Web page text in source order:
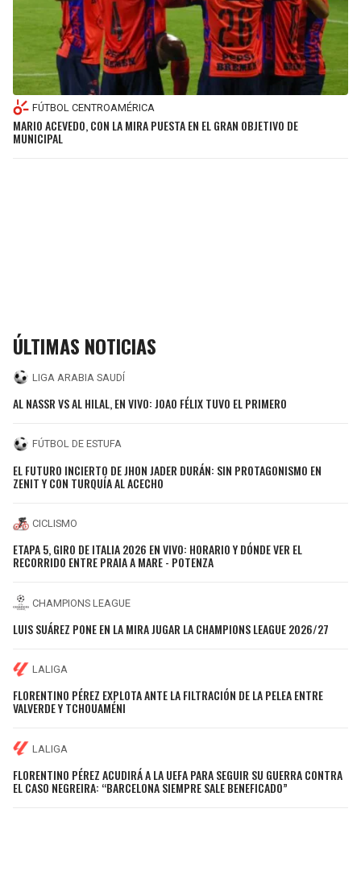
FÚTBOL CENTROAMÉRICA
MARIO ACEVEDO, CON LA MIRA PUESTA EN EL GRAN OBJETIVO DE
MUNICIPAL
ÚLTIMAS NOTICIAS
LIGA ARABIA SAUDÍ
AL NASSR VS AL HILAL, EN VIVO: JOAO FÉLIX TUVO EL PRIMERO
FÚTBOL DE ESTUFA
EL FUTURO INCIERTO DE JHON JADER DURÁN: SIN PROTAGONISMO EN
ZENIT Y CON TURQUÍA AL ACECHO
CICLISMO
ETAPA 5, GIRO DE ITALIA 2026 EN VIVO: HORARIO Y DÓNDE VER EL
RECORRIDO ENTRE PRAIA A MARE - POTENZA
CHAMPIONS LEAGUE
LUIS SUÁREZ PONE EN LA MIRA JUGAR LA CHAMPIONS LEAGUE 2026/27
LALIGA
FLORENTINO PÉREZ EXPLOTA ANTE LA FILTRACIÓN DE LA PELEA ENTRE
VALVERDE Y TCHOUAMÉNI
LALIGA
FLORENTINO PÉREZ ACUDIRÁ A LA UEFA PARA SEGUIR SU GUERRA CONTRA
EL CASO NEGREIRA: “BARCELONA SIEMPRE SALE BENEFICADO”